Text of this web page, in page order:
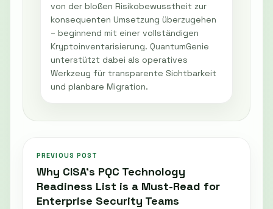
von der bloßen Risikobewusstheit zur
konsequenten Umsetzung überzugehen
– beginnend mit einer vollständigen
Kryptoinventarisierung. QuantumGenie
unterstützt dabei als operatives
Werkzeug für transparente Sichtbarkeit
und planbare Migration.
PREVIOUS POST
Why CISA's PQC Technology
Readiness List is a Must-Read for
Enterprise Security Teams